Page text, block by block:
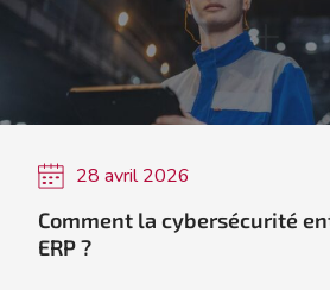
28 avril 2026
Comment la cybersécurité
ERP ?